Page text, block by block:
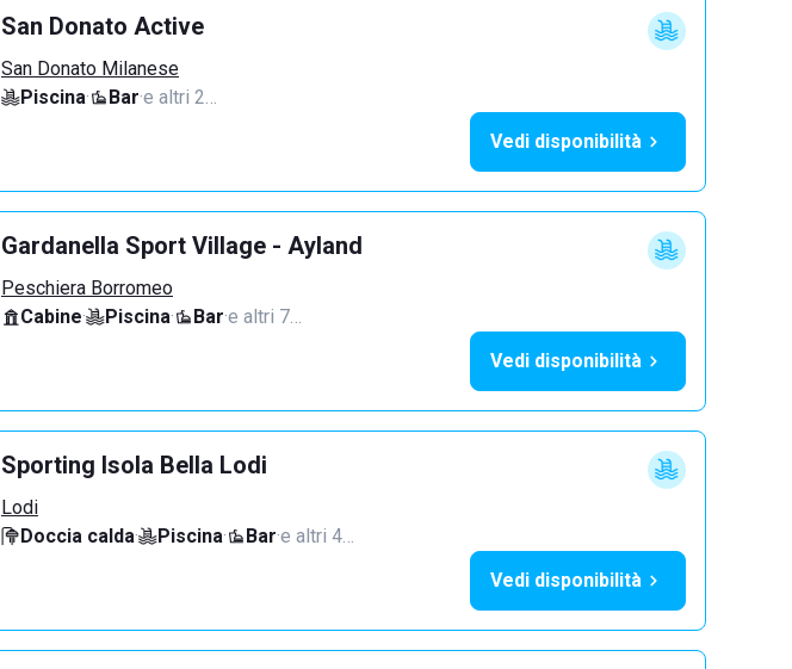
San Donato Active
San Donato Milanese
Piscina· Bar·e altri 2…
Vedi disponibilità
Gardanella Sport Village - Ayland
Peschiera Borromeo
Cabine· Piscina· Bar·e altri 7…
Vedi disponibilità
Sporting Isola Bella Lodi
Lodi
Doccia calda· Piscina· Bar·e altri 4…
Vedi disponibilità